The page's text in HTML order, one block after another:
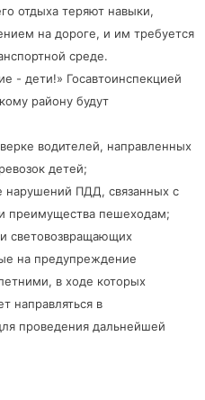
отдыха теряют навыки,
на дороге, и им требуется
среде.
- дети!» Госавтоинспекцией
району будут
водителей, направленных
детей;
нарушений ПДД, связанных с
преимущества пешеходам;
световозвращающих
на предупреждение
в ходе которых
направляться в
проведения дальнейшей